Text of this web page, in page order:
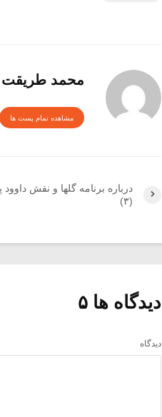
محمد طریقت
مشاهده تمام پست ها
درباره برنامه گلها و نقش داوود
(۳)
دیدگاه ها ۵
دیدگاه